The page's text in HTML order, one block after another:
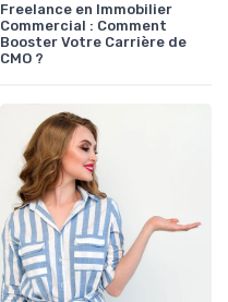
Freelance en Immobilier
Commercial : Comment
Booster Votre Carrière de
CMO ?